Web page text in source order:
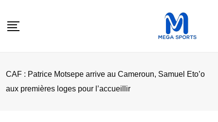
CAF : Patrice Motsepe arrive au Cameroun, Samuel Eto’o
aux premières loges pour l’accueillir